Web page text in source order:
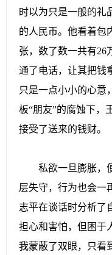
时以为只是一般的礼
的人民币。他看着包
张，数了数一共有26
通了电话，让其把钱
只是一点小小的心意
板“朋友”的腐蚀下，
接受了送来的钱财。
私欲一旦膨胀，便
层失守，行为也会一
志平在谈话时分析了
担心和害怕，但困于
我蒙蔽了双眼，只看